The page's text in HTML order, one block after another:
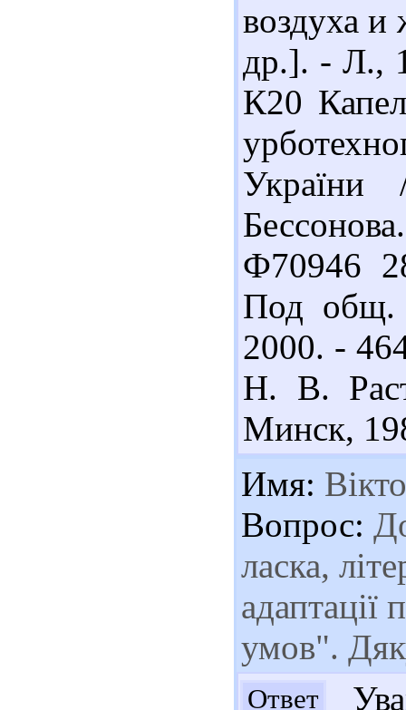
воздуха
др.]. - Л.,
К20
Ф70946
Под общ.
2000. -
Н. В.
Минск,
Имя:
Вопрос:
ласка,
адаптації
умов".
Ответ